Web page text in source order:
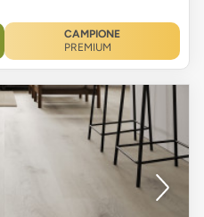
CAMPIONE
PREMIUM